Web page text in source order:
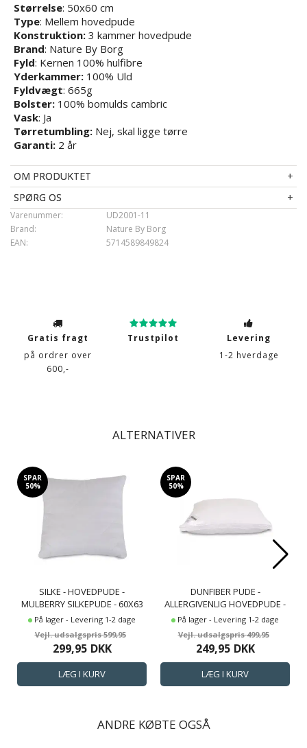
Størrelse: 50x60 cm
Type: Mellem hovedpude
Konstruktion: 3 kammer hovedpude
Brand: Nature By Borg
Fyld: Kernen 100% hulfibre
Yderkammer: 100% Uld
Fyldvægt: 665g
Bolster: 100% bomulds cambric
Vask: Ja
Tørretumbling: Nej, skal ligge tørre
Garanti: 2 år
OM PRODUKTET
SPØRG OS
UD2001-11
Varenummer:
Nature By Borg
Brand:
5714589849824
EAN:
Gratis fragt
på ordrer over
600,-
Trustpilot
Levering
1-2 hverdage
ALTERNATIVER
SPAR
50%
SILKE - HOVEDPUDE -
MULBERRY SILKEPUDE - 60X63
CM - BORG LIVING
På lager - Levering 1-2 dage
599,95
299,95 DKK
SPAR
50%
DUNFIBER PUDE -
ALLERGIVENLIG HOVEDPUDE -
60X63 CM - MELLEM - ZEN SLEEP
På lager - Levering 1-2 dage
499,95
249,95 DKK
ANDRE KØBTE OGSÅ